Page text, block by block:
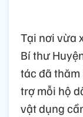
Tại nơi vừa
Bí thư
tác đã
trợ mỗi hộ
vật dụng